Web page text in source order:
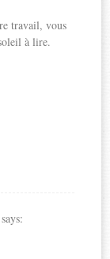
travail, vous
à lire.
says: